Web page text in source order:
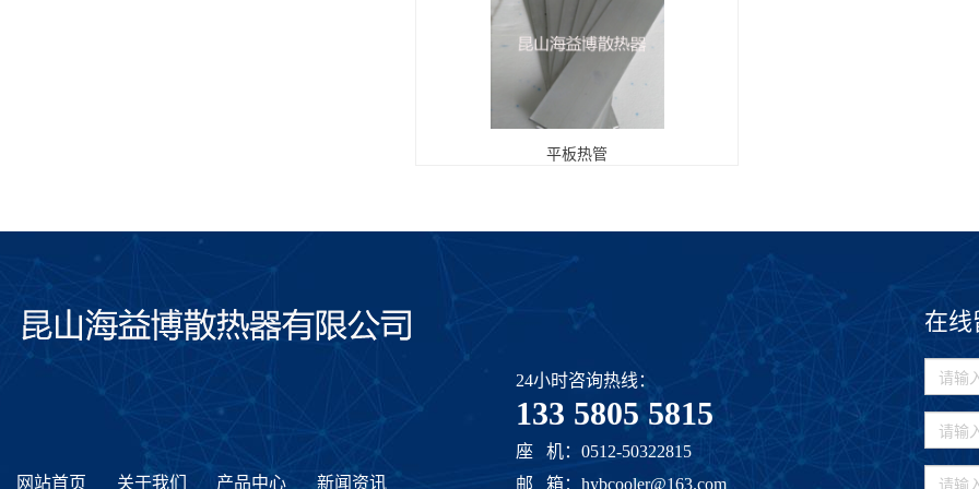
平板热管
网站首页 关于我们 产品中心 新闻资讯
24小时咨询热线：
133 5805 5815
座 机：0512-50322815
邮 箱：hybcooler@163.com
在线